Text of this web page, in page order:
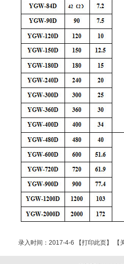
录入时间：2017-4-6 【打印此页】 【